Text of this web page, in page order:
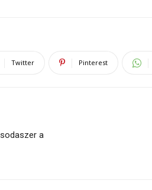
Twitter Pinterest
a